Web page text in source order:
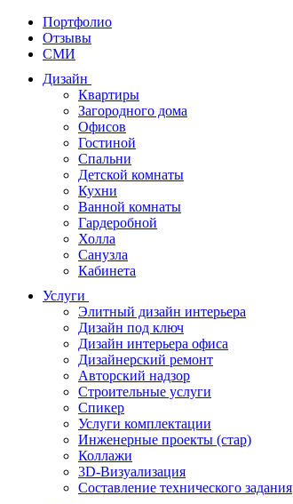
Портфолио
Отзывы
СМИ
Дизайн
Квартиры
Загородного дома
Офисов
Гостиной
Спальни
Детской комнаты
Кухни
Ванной комнаты
Гардеробной
Холла
Санузла
Кабинета
Услуги
Элитный дизайн интерьера
Дизайн под ключ
Дизайн интерьера офиса
Дизайнерский ремонт
Авторский надзор
Строительные услуги
Спикер
Услуги комплектации
Инженерные проекты (стар)
Коллажи
3D-Визуализация
Составление технического задания